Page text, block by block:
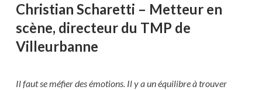
Christian Scharetti – Metteur en
scène, directeur du TMP de
Villeurbanne
Il faut se méfier des émotions. Il y a un équilibre à trouver